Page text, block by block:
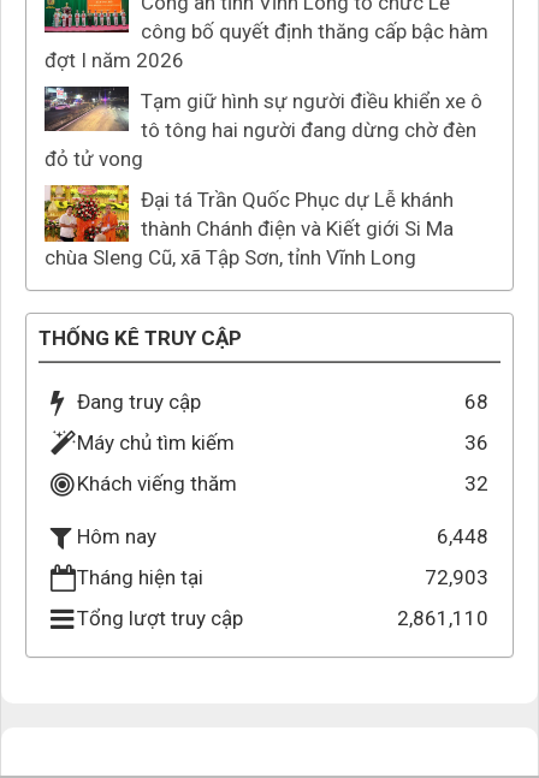
công bố quyết định thăng cấp bậc hàm
đợt I năm 2026
Tạm giữ hình sự người điều khiển xe ô
tô tông hai người đang dừng chờ đèn
đỏ tử vong
Đại tá Trần Quốc Phục dự Lễ khánh
thành Chánh điện và Kiết giới Si Ma
chùa Sleng Cũ, xã Tập Sơn, tỉnh Vĩnh Long
THỐNG KÊ TRUY CẬP
Đang truy cập
68
Máy chủ tìm kiếm
36
Khách viếng thăm
32
Hôm nay
6,448
Tháng hiện tại
72,903
Tổng lượt truy cập
2,861,110